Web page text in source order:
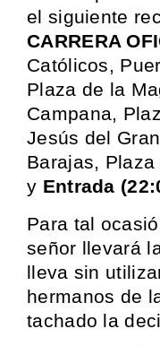
el siguiente
CARRERA
Católicos,
Plaza de la
Campana,
Jesús del
Barajas,
y Entrada
Para tal
señor llevará
lleva sin
hermanos de
tachado la